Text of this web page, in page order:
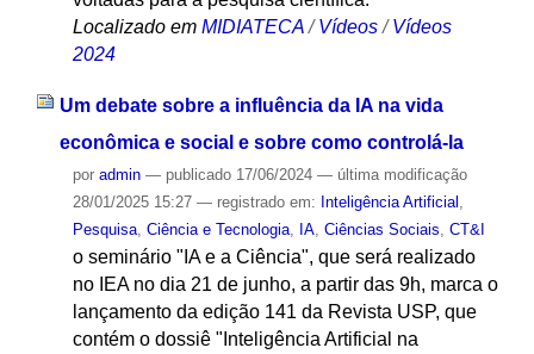
Localizado em MIDIATECA /Vídeos /Vídeos
2024
Um debate sobre a influência da IA na vida
econômica e social e sobre como controlá-la
por admin — publicado17/06/2024 — última modificação
28/01/2025 15:27 — registrado em: Inteligência Artificial
Pesquisa, Ciência e Tecnologia, IA, Ciências Sociais CT&I
o seminário "IA e a Ciência", que será realizado
no IEA no dia 21 de junho, a partir das 9h, marca o
lançamento da edição 141 da Revista USP, que
contém o dossiê "Inteligência Artificial na